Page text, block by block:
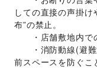
しての直接の声掛
布”の禁止。
・店舗敷地内での
・消防動線(避難
前スペースを防ぐこ